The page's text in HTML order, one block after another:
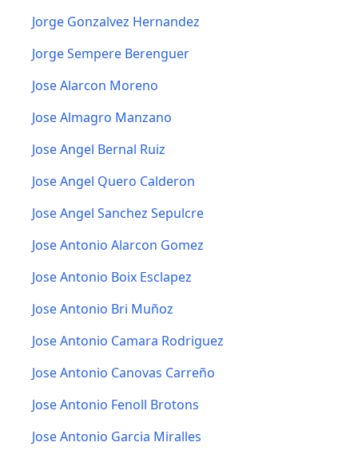
Jorge Gonzalvez Hernandez
Jorge Sempere Berenguer
Jose Alarcon Moreno
Jose Almagro Manzano
Jose Angel Bernal Ruiz
Jose Angel Quero Calderon
Jose Angel Sanchez Sepulcre
Jose Antonio Alarcon Gomez
Jose Antonio Boix Esclapez
Jose Antonio Bri Muñoz
Jose Antonio Camara Rodriguez
Jose Antonio Canovas Carreño
Jose Antonio Fenoll Brotons
Jose Antonio Garcia Miralles